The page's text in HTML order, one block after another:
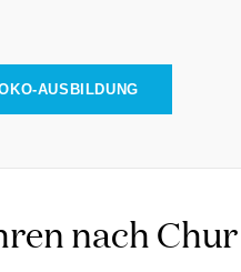
AUSBILDUNG
nach Chur